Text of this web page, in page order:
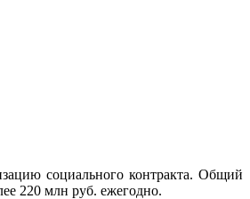
социального контракта. Общий
220 млн руб. ежегодно.